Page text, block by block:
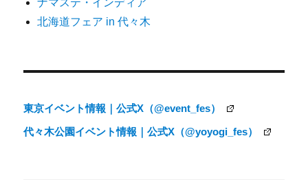
シ
ナマステ・インディア
北海道フェア in 代々木
東京イベント情報｜公式X（@event_fes）
代々木公園イベント情報｜公式X（@yoyogi_fes）